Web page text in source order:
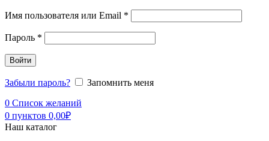
Имя пользователя или Email *
Пароль *
Войти
Забыли пароль?
Запомнить меня
0 Список желаний
0 пунктов 0,00₽
Наш каталог